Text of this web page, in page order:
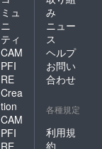
ミュ
ニ
ティ
CAM
PFI
RE
Crea
tion
CAM
PFI
RE
み
ニュー
ス
ヘルプ
お問い
合わせ
各種規定
利用規
約